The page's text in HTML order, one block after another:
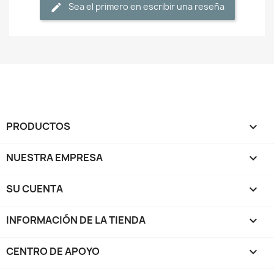
Sea el primero en escribir una reseña
PRODUCTOS 
NUESTRA EMPRESA 
SU CUENTA 
INFORMACIÓN DE LA TIENDA keyboard_arrow_down
CENTRO DE APOYO 